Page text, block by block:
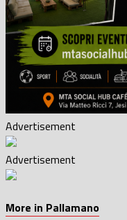
Advertisement
Advertisement
More in Pallamano